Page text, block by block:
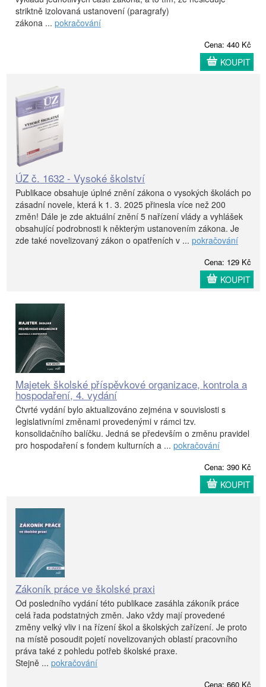
striktně izolovaná ustanovení (paragrafy)
zákona ... pokračování
Cena: 440 Kč
KOUPIT
ÚZ č. 1632 - Vysoké školství
Publikace obsahuje úplné znění zákona o vysokých školách po
zásadní novele, která k 1. 3. 2025 přinesla více než 200
změn! Dále je zde aktuální znění 5 nařízení vlády a vyhlášek
obsahující podrobnosti k některým ustanovením zákona. Je
zde také novelizovaný zákon o opatřeních v ... pokračování
Cena: 129 Kč
KOUPIT
Majetek školské příspěvkové organizace, kontrola a
hospodaření, 4. vydání
Čtvrté vydání bylo aktualizováno zejména v souvislosti s
legislativními změnami provedenými v rámci tzv.
konsolidačního balíčku. Jedná se především o změnu pravidel
pro hospodaření s fondem kulturních a ... pokračování
Cena: 390 Kč
KOUPIT
Zákoník práce ve školské praxi
Od posledního vydání této publikace zasáhla zákoník práce
celá řada podstatných změn. Jako vždy mají provedené
změny velký vliv i na řízení škol a školských zařízení. Je proto
na místě posoudit pojetí novelizovaných oblastí pracovního
práva také z pohledu potřeb školské praxe.
Stejně ... pokračování
Cena: 660 Kč